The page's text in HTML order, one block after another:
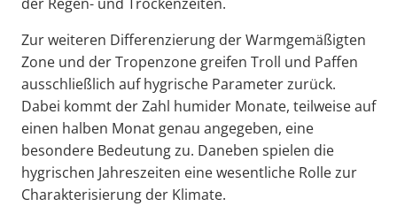
Zur weiteren Differenzierung der Warmgemäßigten
Zone und der Tropenzone greifen Troll und Paffen
ausschließlich auf hygrische Parameter zurück.
Dabei kommt der Zahl humider Monate, teilweise auf
einen halben Monat genau angegeben, eine
besondere Bedeutung zu. Daneben spielen die
hygrischen Jahreszeiten eine wesentliche Rolle zur
Charakterisierung der Klimate.